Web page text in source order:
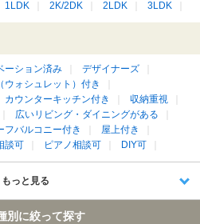
1LDK 2K/2DK 2LDK 3LDK
ーション済み
デザイナーズ
ウォシュレット）付き
カウンターキッチン付き
収納重視
広いリビング・ダイニングがある
フバルコニー付き
屋上付き
談可 ピアノ相談可 DIY可
もっと見る
別に絞って探す